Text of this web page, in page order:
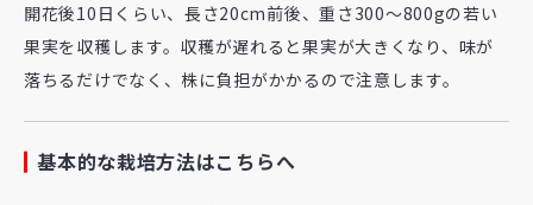
開花後10日くらい、長さ20cm前後、重さ300～800gの若い
果実を収穫します。収穫が遅れると果実が大きくなり、味が
落ちるだけでなく、株に負担がかかるので注意します。
基本的な栽培方法はこちらへ